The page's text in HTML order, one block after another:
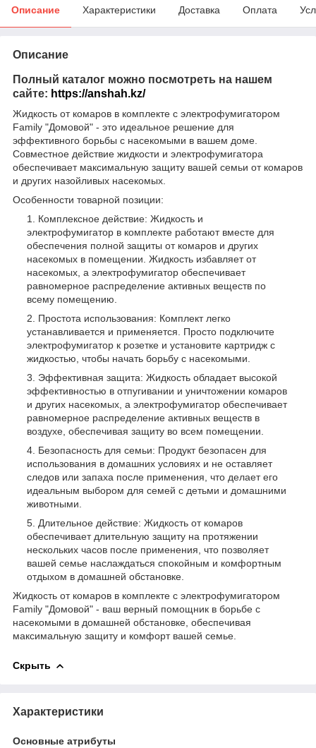
Описание Характеристики Доставка Оплата
Описание
Полный каталог можно посмотреть на нашем
сайте: https://anshah.kz/
Жидкость от комаров в комплекте с электрофумигатором
Family "Домовой" - это идеальное решение для
эффективного борьбы с насекомыми в вашем доме.
Совместное действие жидкости и электрофумигатора
обеспечивает максимальную защиту вашей семьи от комаров
и других назойливых насекомых.
Особенности товарной позиции:
Комплексное действие: Жидкость и
электрофумигатор в комплекте работают вместе для
обеспечения полной защиты от комаров и других
насекомых в помещении. Жидкость избавляет от
насекомых, а электрофумигатор обеспечивает
равномерное распределение активных веществ по
всему помещению.
Простота использования: Комплект легко
устанавливается и применяется. Просто подключите
электрофумигатор к розетке и установите картридж с
жидкостью, чтобы начать борьбу с насекомыми.
Эффективная защита: Жидкость обладает высокой
эффективностью в отпугивании и уничтожении комаров
и других насекомых, а электрофумигатор обеспечивает
равномерное распределение активных веществ в
воздухе, обеспечивая защиту во всем помещении.
Безопасность для семьи: Продукт безопасен для
использования в домашних условиях и не оставляет
следов или запаха после применения, что делает его
идеальным выбором для семей с детьми и домашними
животными.
Длительное действие: Жидкость от комаров
обеспечивает длительную защиту на протяжении
нескольких часов после применения, что позволяет
вашей семье наслаждаться спокойным и комфортным
отдыхом в домашней обстановке.
Жидкость от комаров в комплекте с электрофумигатором
Family "Домовой" - ваш верный помощник в борьбе с
насекомыми в домашней обстановке, обеспечивая
максимальную защиту и комфорт вашей семье.
Скрыть
Характеристики
Основные атрибуты